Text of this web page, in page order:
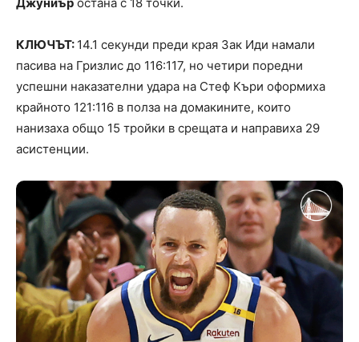
КЛЮЧЪТ: 14.1 секунди преди края Зак Иди намали
пасива на Гризлис до 116:117, но четири поредни
успешни наказателни удара на Стеф Къри оформиха
крайното 121:116 в полза на домакините, които
нанизаха общо 15 тройки в срещата и направиха 29
асистенции.